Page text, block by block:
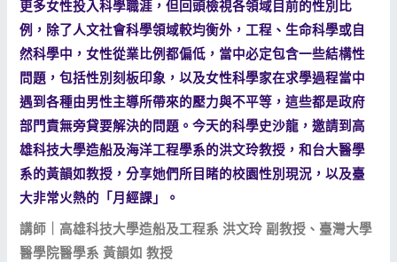
更多女性投入科學職涯，但回頭檢視各領域目前的性別比
例，除了人文社會科學領域較均衡外，工程、生命科學或自
然科學中，女性從業比例都偏低，當中必定包含一些結構性
問題，包括性別刻板印象，以及女性科學家在求學過程當中
遇到各種由男性主導所帶來的壓力與不平等，這些都是政府
部門責無旁貸要解決的問題。今天的科學史沙龍，邀請到高
雄科技大學造船及海洋工程學系的洪文玲教授，和台大醫學
系的黃韻如教授，分享她們所目睹的校園性別現況，以及臺
大非常火熱的「月經課」。
講師｜高雄科技大學造船及工程系 洪文玲 副教授、臺灣大學
醫學院醫學系 黃韻如 教授